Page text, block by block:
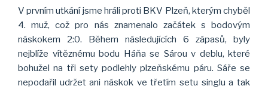
V prvním utkání jsme hráli proti BKV Plzeň, kterým chyběl
4. muž, což pro nás znamenalo začátek s bodovým
náskokem 2:0. Během následujících 6 zápasů, byly
nejblíže vítěznému bodu Háňa se Sárou v deblu, které
bohužel na tři sety podlehly plzeňskému páru. Sáře se
nepodařil udržet ani náskok ve třetím setu singlu a tak